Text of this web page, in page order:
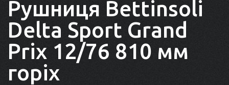
Рушниця Bettinsoli
Delta Sport Grand
Prix 12/76 810 мм
горіх